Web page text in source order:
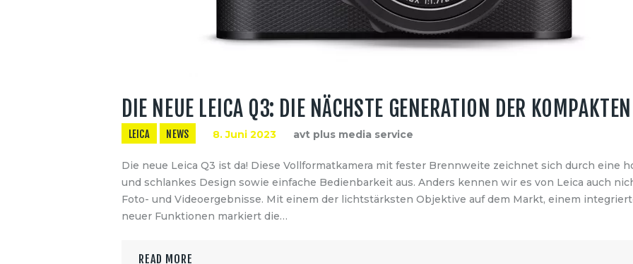
DIE NEUE LEICA Q3: DIE NÄCHSTE GENERATION DER
LEICA NEWS 8. Juni 2023 avt plus media service
Die neue Leica Q3 ist da! Diese Vollformatkamera mit fester Brennweite zeichnet sich durch eine
und schlankes Design sowie einfache Bedienbarkeit aus. Anders kennen wir es von Leica auch
Foto- und Videoergebnisse. Mit einem der lichtstärksten Objektive auf dem Markt, einem
neuer Funktionen markiert die…
READ MORE